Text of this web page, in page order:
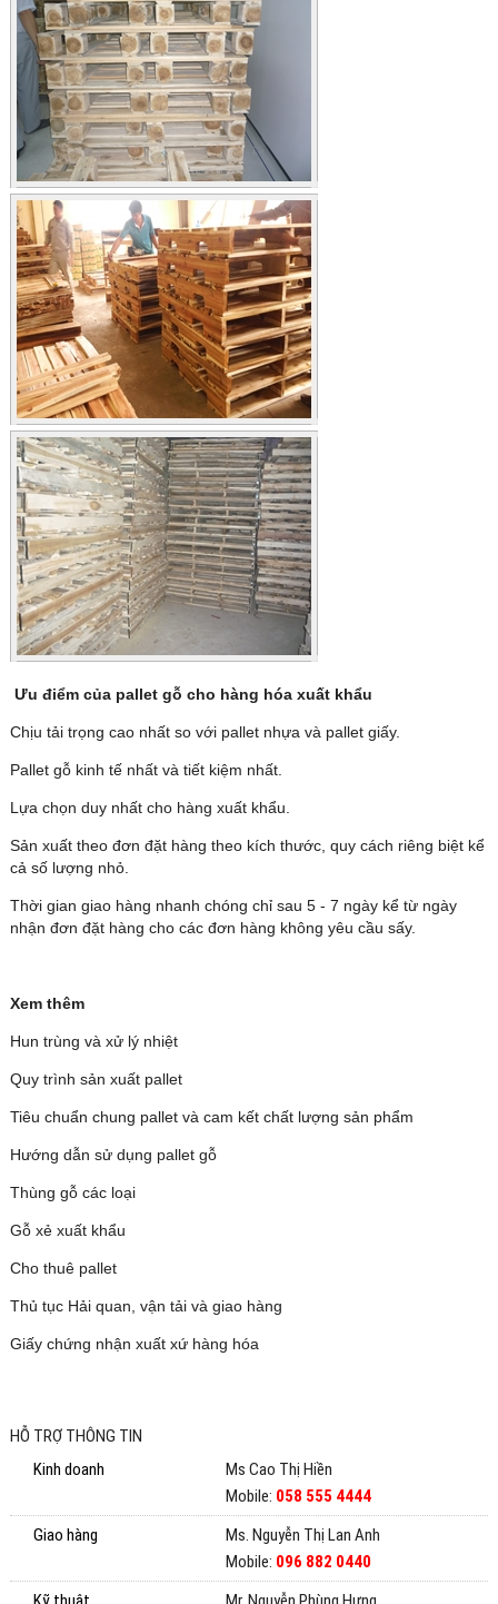
Ưu điểm của pallet gỗ cho hàng hóa xuất khẩu
Chịu tải trọng cao nhất so với pallet nhựa và pallet giấy.
Pallet gỗ kinh tế nhất và tiết kiệm nhất.
Lựa chọn duy nhất cho hàng xuất khẩu.
Sản xuất theo đơn đặt hàng theo kích thước, quy cách riêng biệt kể
cả số lượng nhỏ.
Thời gian giao hàng nhanh chóng chỉ sau 5 - 7 ngày kể từ ngày
nhận đơn đặt hàng cho các đơn hàng không yêu cầu sấy.
Xem thêm
Hun trùng và xử lý nhiệt
Quy trình sản xuất pallet
Tiêu chuẩn chung pallet và cam kết chất lượng sản phẩm
Hướng dẫn sử dụng pallet gỗ
Thùng gỗ các loại
Gỗ xẻ xuất khẩu
Cho thuê pallet
Thủ tục Hải quan, vận tải và giao hàng
Giấy chứng nhận xuất xứ hàng hóa
HỖ TRỢ THÔNG TIN
Kinh doanh
Ms Cao Thị Hiền
Mobile: 058 555 4444
Giao hàng
Ms. Nguyễn Thị Lan Anh
Mobile: 096 882 0440